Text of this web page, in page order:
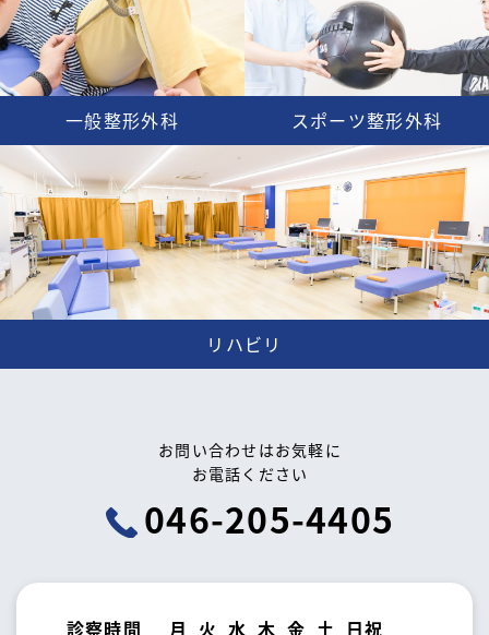
一般整形外科 スポーツ整形外科
リハビリ
お問い合わせはお気軽に
お電話ください
046-205-4405
診察時間 月 火 水 木 金 土 日祝